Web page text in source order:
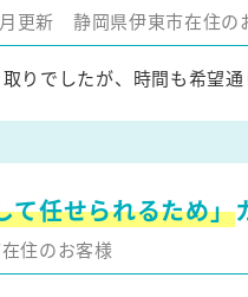
更新 静岡県伊東市在住の
りでしたが、時間も希望
て任せられるため」
住のお客様